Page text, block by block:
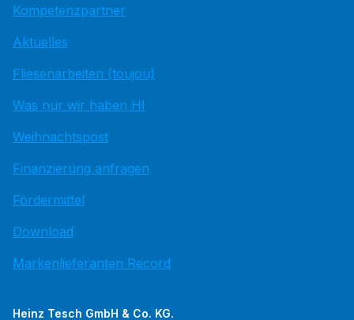
Kompetenzpartner
Aktuelles
Fliesenarbeiten (toujou)
Was nur wir haben HI
Weihnachtspost
Finanzierung anfragen
Fördermittel
Download
Markenlieferanten Record
Heinz Tesch GmbH & Co. KG.